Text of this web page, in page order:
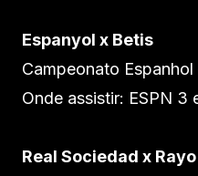
Espanyol x Betis
Campeonato Espanhol
Onde assistir: ESPN 3
Real Sociedad x